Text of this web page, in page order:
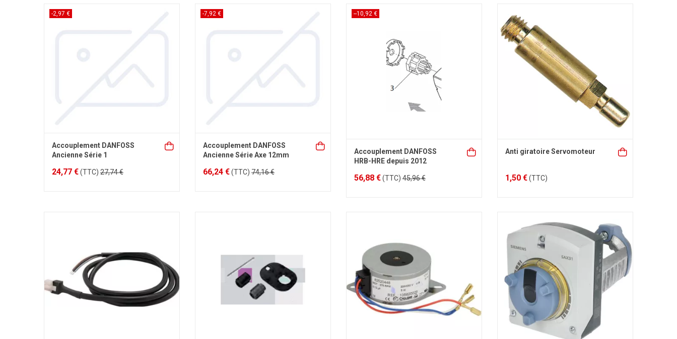
-2,97 €
Accouplement DANFOSS
Ancienne Série 1
24,77 €(TTC) 27,74 €
-7,92 €
Accouplement DANFOSS
Ancienne Série Axe 12mm
66,24 €(TTC) 74,16 €
--10,92 €
Accouplement DANFOSS
HRB-HRE depuis 2012
56,88 €(TTC) 45,96 €
Anti giratoire Servomoteur
1,50 €(TTC)